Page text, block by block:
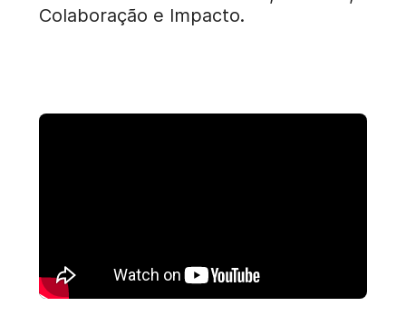
Colaboração e Impacto.